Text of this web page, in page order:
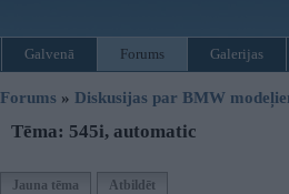
Galvenā Forums Galerijas
Forums » Diskusijas par BMW
Tēma: 545i, automatic
Jauna tēma Atbildēt